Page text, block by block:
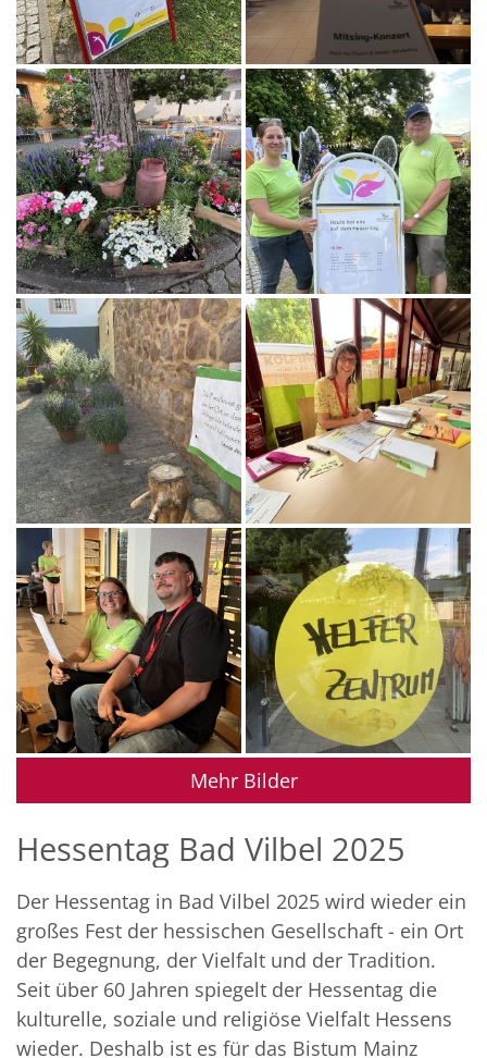
Mehr Bilder
Hessentag Bad Vilbel 2025
Der Hessentag in Bad Vilbel 2025 wird wieder ein
großes Fest der hessischen Gesellschaft - ein Ort
der Begegnung, der Vielfalt und der Tradition.
Seit über 60 Jahren spiegelt der Hessentag die
kulturelle, soziale und religiöse Vielfalt Hessens
wieder. Deshalb ist es für das Bistum Mainz